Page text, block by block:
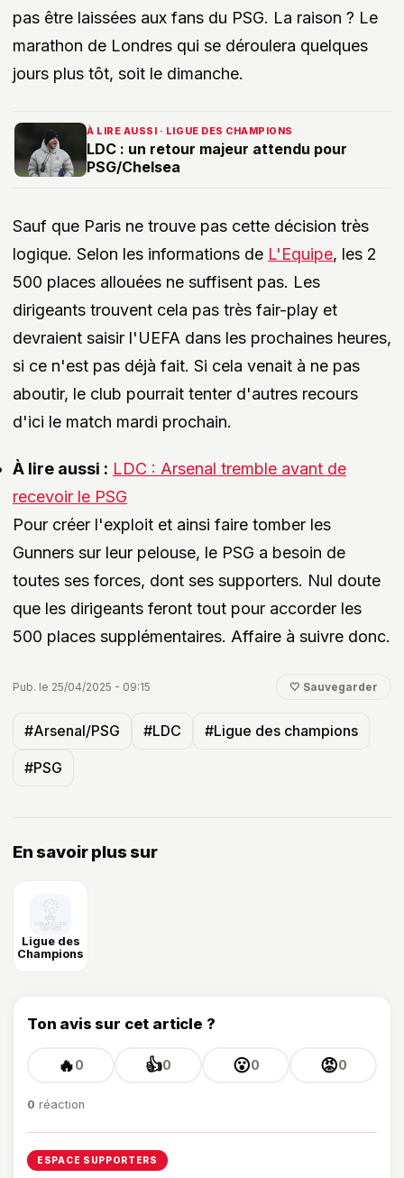
pas être laissées aux fans du PSG. La raison ? Le
marathon de Londres qui se déroulera quelques
jours plus tôt, soit le dimanche.
À LIRE AUSSI · LIGUE DES CHAMPIONS
LDC : un retour majeur attendu pour
PSG/Chelsea
Sauf que Paris ne trouve pas cette décision très
logique. Selon les informations de L'Equipe, les 2
500 places allouées ne suffisent pas. Les
dirigeants trouvent cela pas très fair-play et
devraient saisir l'UEFA dans les prochaines heures,
si ce n'est pas déjà fait. Si cela venait à ne pas
aboutir, le club pourrait tenter d'autres recours
d'ici le match mardi prochain.
À lire aussi : LDC : Arsenal tremble avant de
recevoir le PSG
Pour créer l'exploit et ainsi faire tomber les
Gunners sur leur pelouse, le PSG a besoin de
toutes ses forces, dont ses supporters. Nul doute
que les dirigeants feront tout pour accorder les
500 places supplémentaires. Affaire à suivre donc.
Pub. le 25/04/2025 - 09:15 🤍 Sauvegarder
#Arsenal/PSG #LDC #Ligue des champions
#PSG
En savoir plus sur
Ligue des
Champions
Ton avis sur cet article ?
🔥0 👍0 😮0 😡0
0 réaction
ESPACE SUPPORTERS